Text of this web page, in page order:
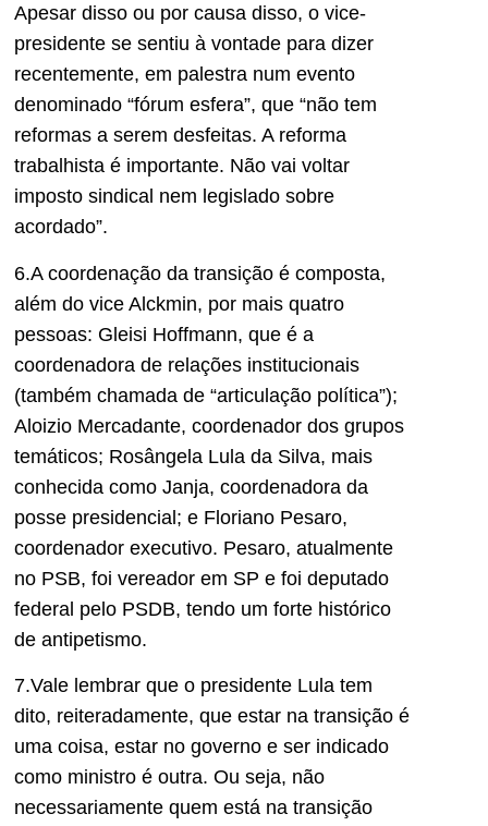
Apesar disso ou por causa disso, o vice-
presidente se sentiu à vontade para dizer
recentemente, em palestra num evento
denominado “fórum esfera”, que “não tem
reformas a serem desfeitas. A reforma
trabalhista é importante. Não vai voltar
imposto sindical nem legislado sobre
acordado”.
6.A coordenação da transição é composta,
além do vice Alckmin, por mais quatro
pessoas: Gleisi Hoffmann, que é a
coordenadora de relações institucionais
(também chamada de “articulação política”);
Aloizio Mercadante, coordenador dos grupos
temáticos; Rosângela Lula da Silva, mais
conhecida como Janja, coordenadora da
posse presidencial; e Floriano Pesaro,
coordenador executivo. Pesaro, atualmente
no PSB, foi vereador em SP e foi deputado
federal pelo PSDB, tendo um forte histórico
de antipetismo.
7.Vale lembrar que o presidente Lula tem
dito, reiteradamente, que estar na transição é
uma coisa, estar no governo e ser indicado
como ministro é outra. Ou seja, não
necessariamente quem está na transição